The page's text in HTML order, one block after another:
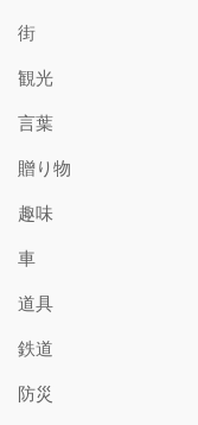
街
観光
言葉
贈り物
趣味
車
道具
鉄道
防災